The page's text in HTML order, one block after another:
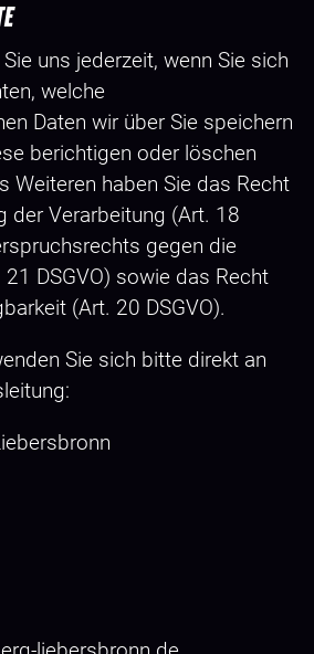
uns jederzeit, wenn Sie sich
welche
Daten wir über Sie speichern
berichtigen oder löschen
Weiteren haben Sie das Recht
der Verarbeitung (Art. 18
gegen die
DSGVO) sowie das Recht
(Art. 20 DSGVO).
Sie sich bitte direkt an